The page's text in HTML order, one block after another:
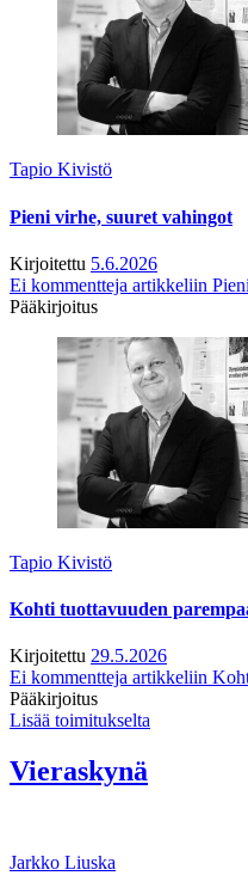
Tapio Kivistö
Pieni virhe, suuret vahingot
Kirjoitettu 5.6.2026
Ei kommentteja artikkeliin
Pääkirjoitus
Tapio Kivistö
Kohti tuottavuuden
Kirjoitettu 29.5.2026
Ei kommentteja artikkeliin
Pääkirjoitus
Lisää toimitukselta
Vieraskynä
Jarkko Liuska